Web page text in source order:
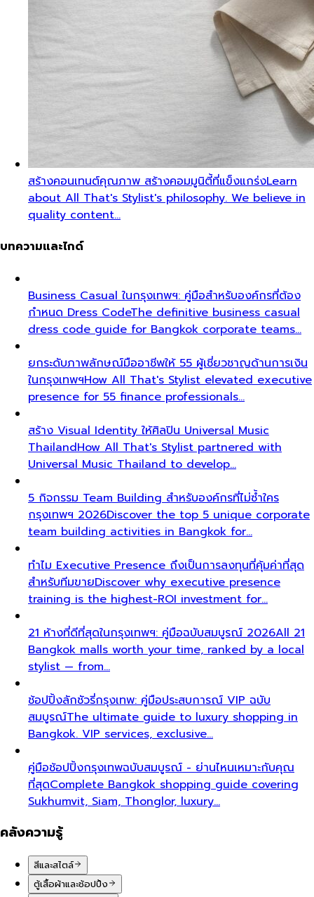
สร้างคอนเทนต์คุณภาพ สร้างคอมมูนิตี้ที่แข็งแกร่งLearn
about All That's Stylist's philosophy. We believe in
quality content…
บทความและไกด์
Business Casual ในกรุงเทพฯ: คู่มือสำหรับองค์กรที่ต้อง
กำหนด Dress CodeThe definitive business casual
dress code guide for Bangkok corporate teams…
ยกระดับภาพลักษณ์มืออาชีพให้ 55 ผู้เชี่ยวชาญด้านการเงิน
ในกรุงเทพฯHow All That's Stylist elevated executive
presence for 55 finance professionals…
สร้าง Visual Identity ให้ศิลปิน Universal Music
ThailandHow All That's Stylist partnered with
Universal Music Thailand to develop…
5 กิจกรรม Team Building สำหรับองค์กรที่ไม่ซ้ำใคร
กรุงเทพฯ 2026Discover the top 5 unique corporate
team building activities in Bangkok for…
ทำไม Executive Presence ถึงเป็นการลงทุนที่คุ้มค่าที่สุด
สำหรับทีมขายDiscover why executive presence
training is the highest-ROI investment for…
21 ห้างที่ดีที่สุดในกรุงเทพฯ: คู่มือฉบับสมบูรณ์ 2026All 21
Bangkok malls worth your time, ranked by a local
stylist — from…
ช้อปปิ้งลักชัวรี่กรุงเทพ: คู่มือประสบการณ์ VIP ฉบับ
สมบูรณ์The ultimate guide to luxury shopping in
Bangkok. VIP services, exclusive…
คู่มือช้อปปิ้งกรุงเทพฉบับสมบูรณ์ - ย่านไหนเหมาะกับคุณ
ที่สุดComplete Bangkok shopping guide covering
Sukhumvit, Siam, Thonglor, luxury…
คลังความรู้
สีและสไตล์
ตู้เสื้อผ้าและช้อปปิ้ง